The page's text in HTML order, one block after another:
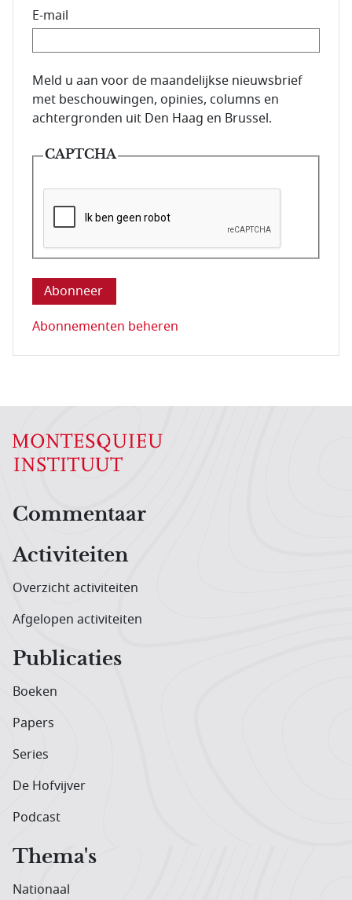
E-mail
E-mailadres van de abonnee.
Meld u aan voor de maandelijkse nieuwsbrief
met beschouwingen, opinies, columns en
achtergronden uit Den Haag en Brussel.
CAPTCHA
Deze vraag is om te controleren dat u een mens
Abonnementen beheren
Hoofdnavigatiemenu
Commentaar
Activiteiten
Overzicht activiteiten
Afgelopen activiteiten
Publicaties
Boeken
Papers
Series
De Hofvijver
Podcast
Thema's
Nationaal